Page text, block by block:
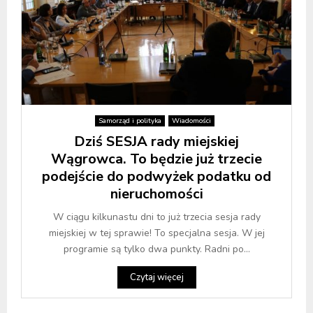
Samorząd i polityka Wiadomości
Dziś SESJA rady miejskiej
Wągrowca. To będzie już trzecie
podejście do podwyżek podatku od
nieruchomości
W ciągu kilkunastu dni to już trzecia sesja rady
miejskiej w tej sprawie! To specjalna sesja. W jej
programie są tylko dwa punkty. Radni po...
Czytaj więcej